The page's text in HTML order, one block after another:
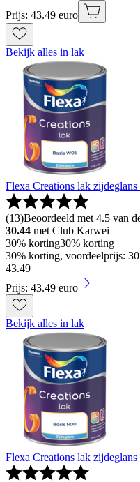
Prijs: 43.49 euro
Bekijk alles in lak
Flexa Creations lak zijdeglans
(13)Beoordeeld met 4.5 van
30.44 met Club Karwei
30% korting30% korting
30% korting, voordeelprijs:
43.49
Prijs: 43.49 euro
Bekijk alles in lak
Flexa Creations lak zijdeglans